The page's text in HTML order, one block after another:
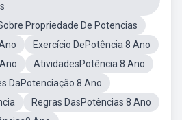
Propriedade De Potencias
Exercício DePotência 8 Ano
AtividadesPotência 8 Ano
DaPotenciação 8 Ano
Regras DasPotências 8 Ano